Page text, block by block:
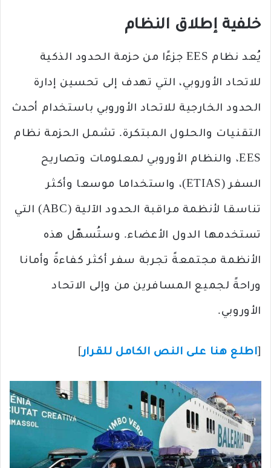
خلفية إطلاق النظام
يُعد نظام EES جزءًا من حزمة الحدود الذكية
للاتحاد الأوروبي، التي تهدف إلى تحسين إدارة
الحدود الخارجية للاتحاد الأوروبي باستخدام أحدث
التقنيات والحلول المبتكرة. تشمل الحزمة نظام
EES، والنظام الأوروبي لمعلومات وتصاريح
السفر (ETIAS)، واستخداما موسعا وأكثر
تناسقا لأنظمة مراقبة الحدود الآلية (ABC) التي
تستخدمها الدول الأعضاء. وستُسهّل هذه
الأنظمة مجتمعةً تجربة سفر أكثر كفاءةً وأمانا
وراحةً لجميع المسافرين من وإلى الاتحاد
الأوروبي.
[اطلع هنا على النص الكامل للقرار]